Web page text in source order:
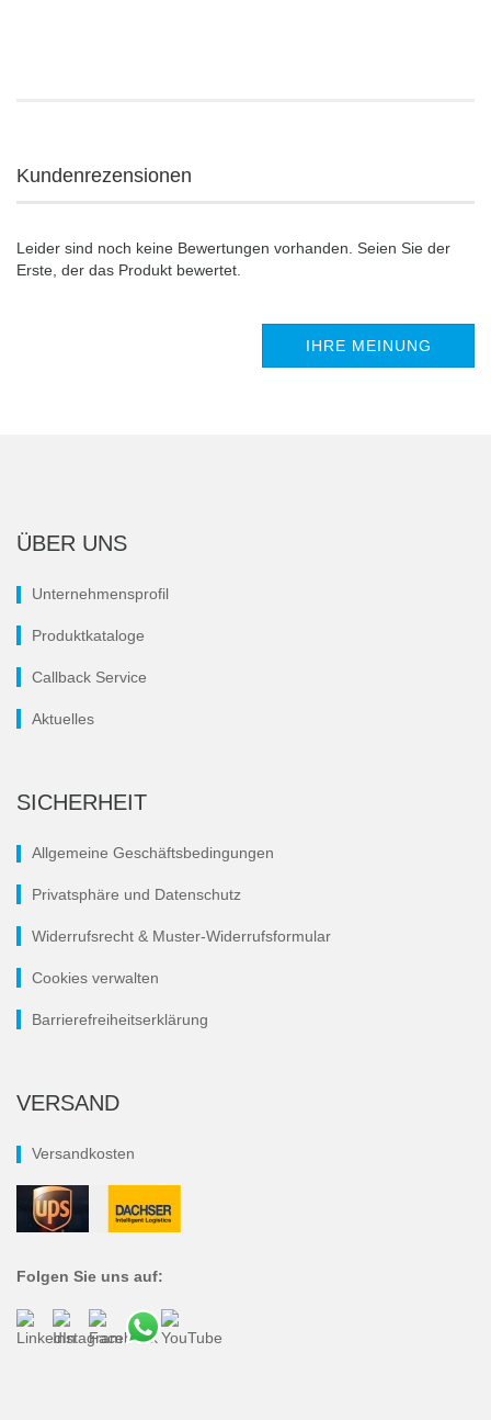
Kundenrezensionen
Leider sind noch keine Bewertungen vorhanden. Seien Sie der
Erste, der das Produkt bewertet.
IHRE MEINUNG
ÜBER UNS
Unternehmensprofil
Produktkataloge
Callback Service
Aktuelles
SICHERHEIT
Allgemeine Geschäftsbedingungen
Privatsphäre und Datenschutz
Widerrufsrecht & Muster-Widerrufsformular
Cookies verwalten
Barrierefreiheitserklärung
VERSAND
Versandkosten
Folgen Sie uns auf: